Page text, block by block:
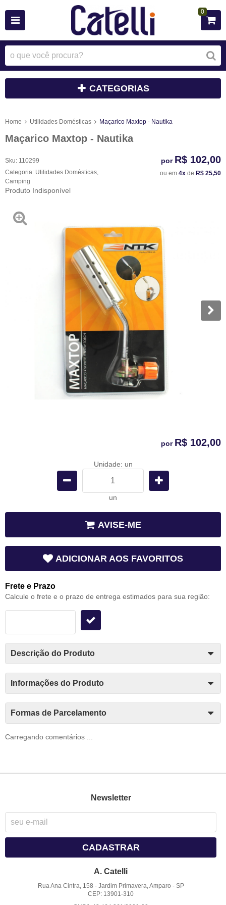
0
CATEGORIAS
Home Utilidades Domésticas Maçarico Maxtop - Nautika
Maçarico Maxtop - Nautika
Sku: 110299
Categoria: Utilidades Domésticas
Camping
Produto Indisponível
por R$ 102,00
ou em 4x de R$ 25,50
por R$ 102,00
Unidade: un
un
AVISE-ME
ADICIONAR AOS FAVORITOS
Frete e Prazo
Calcule o frete e o prazo de entrega estimados para sua região:
Descrição do Produto
Informações do Produto
Formas de Parcelamento
Carregando comentários ...
Newsletter
CADASTRAR
A. Catelli
Rua Ana Cintra, 158 - Jardim Primavera, Amparo - SP
CEP: 13901-310